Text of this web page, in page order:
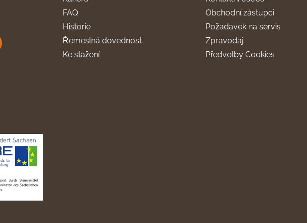
FAQ
Historie
Řemeslná dovednost
Ke stažení
Obchodní zástupci
Požadavek na servis
Zpravodaj
Předvolby Cookies